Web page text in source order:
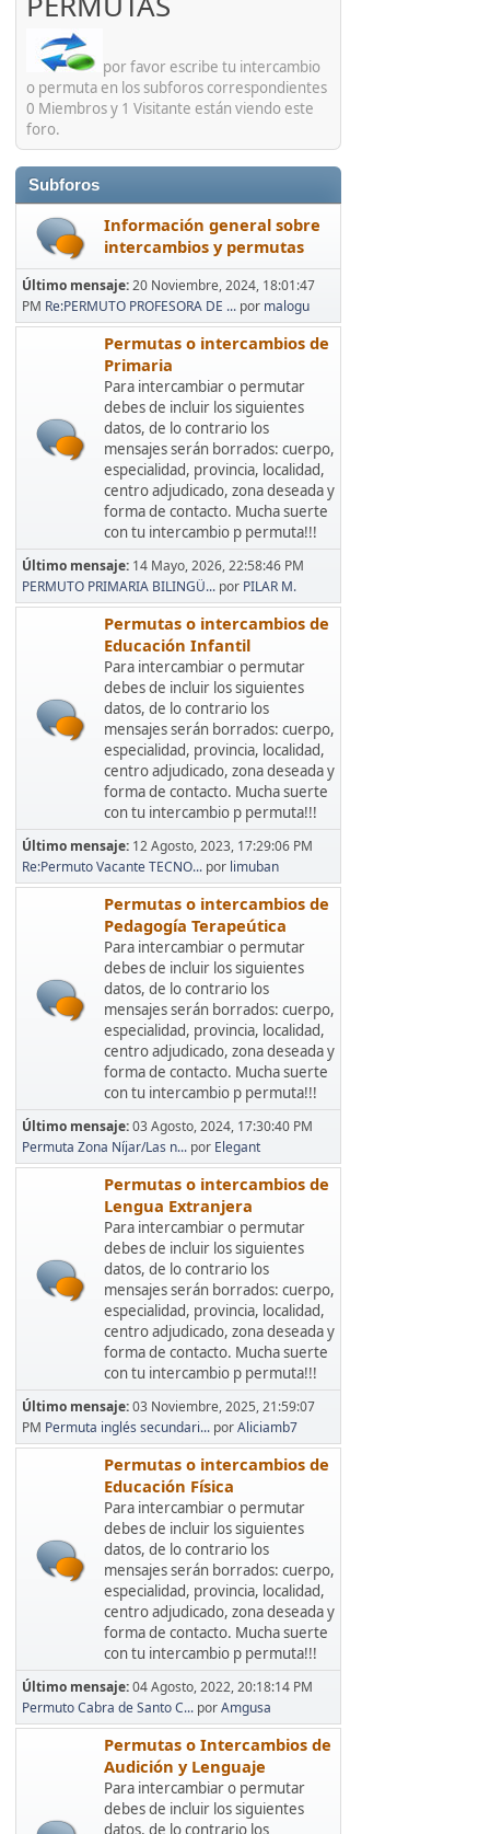
por favor escribe tu intercambio
o permuta en los subforos correspondientes
0 Miembros y 1 Visitante están viendo este
foro.
Subforos
Información general sobre
intercambios y permutas
Último mensaje:20 Noviembre, 2024, 18:01:47
PM Re:PERMUTO PROFESORA DE ... por malogu
Permutas o intercambios de
Primaria
Para intercambiar o permutar
debes de incluir los siguientes
datos, de lo contrario los
mensajes serán borrados: cuerpo,
especialidad, provincia, localidad,
centro adjudicado, zona deseada y
forma de contacto. Mucha suerte
con tu intercambio p permuta!!!
Último mensaje: 14 Mayo, 2026, 22:58:46 PM
PERMUTO PRIMARIA BILINGÜ... por PILAR M.
Permutas o intercambios de
Educación Infantil
Para intercambiar o permutar
debes de incluir los siguientes
datos, de lo contrario los
mensajes serán borrados: cuerpo,
especialidad, provincia, localidad,
centro adjudicado, zona deseada y
forma de contacto. Mucha suerte
con tu intercambio p permuta!!!
Último mensaje: 12 Agosto, 2023, 17:29:06 PM
Re:Permuto Vacante TECNO... por limuban
Permutas o intercambios de
Pedagogía Terapeútica
Para intercambiar o permutar
debes de incluir los siguientes
datos, de lo contrario los
mensajes serán borrados: cuerpo,
especialidad, provincia, localidad,
centro adjudicado, zona deseada y
forma de contacto. Mucha suerte
con tu intercambio p permuta!!!
Último mensaje:03 Agosto, 2024, 17:30:40 PM
Permuta Zona Níjar/Las n... por Elegant
Permutas o intercambios de
Lengua Extranjera
Para intercambiar o permutar
debes de incluir los siguientes
datos, de lo contrario los
mensajes serán borrados: cuerpo,
especialidad, provincia, localidad,
centro adjudicado, zona deseada y
forma de contacto. Mucha suerte
con tu intercambio p permuta!!!
Último mensaje:03 Noviembre, 2025, 21:59:07
PM Permuta inglés secundari... porAliciamb7
Permutas o intercambios de
Educación Física
Para intercambiar o permutar
debes de incluir los siguientes
datos, de lo contrario los
mensajes serán borrados: cuerpo,
especialidad, provincia, localidad,
centro adjudicado, zona deseada y
forma de contacto. Mucha suerte
con tu intercambio p permuta!!!
Último mensaje:04 Agosto, 2022, 20:18:14 PM
Permuto Cabra de Santo C... porAmgusa
Permutas o Intercambios de
Audición y Lenguaje
Para intercambiar o permutar
debes de incluir los siguientes
datos, de lo contrario los